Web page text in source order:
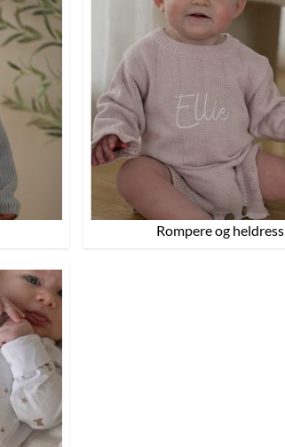
Rompere og heldress